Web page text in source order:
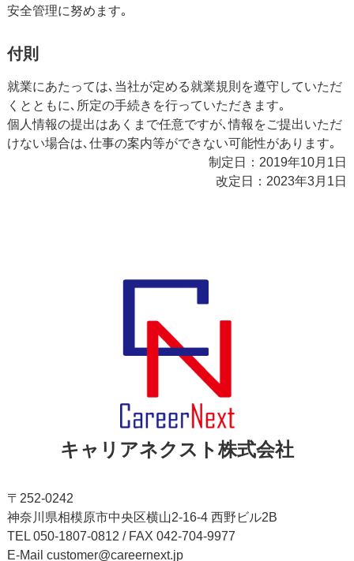
安全管理に努めます｡
付則
就業にあたっては､当社が定める就業規則を遵守していただ
くとともに､所定の手続きを行っていただきます｡
個人情報の提出はあくまで任意ですが､情報をご提出いただ
けない場合は､仕事の案内等ができない可能性があります｡
制定日：2019年10月1日
改定日：2023年3月1日
キャリアネクスト株式会社
〒252-0242
神奈川県相模原市中央区横山2-16-4 西野ビル2B
TEL 050-1807-0812 / FAX 042-704-9977
E-Mail customer@careernext.jp